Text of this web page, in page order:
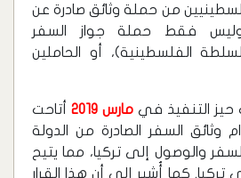
من حملة وثائق صادرة عن
فقط حملة جواز السفر
الفلسطينية)، أو الحاملين
حيز التنفيذ في مارس 2019
أتاحت
وثائق السفر الصادرة من الدولة
والوصول إلى تركيا، مما يتيح
تركيا. كما أُشير إلى أن هذا القرار